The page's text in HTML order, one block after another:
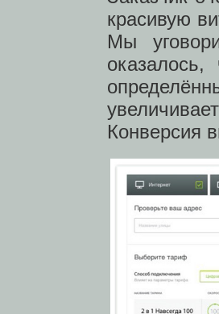
красивую
Мы
Конверсия